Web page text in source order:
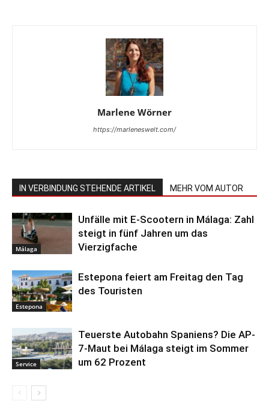
Marlene Wörner
https://marleneswelt.com/
IN VERBINDUNG STEHENDE ARTIKEL MEHR VOM AUTOR
Málaga
Unfälle mit E-Scootern in Málaga: Zahl
steigt in fünf Jahren um das
Vierzigfache
Estepona
Estepona feiert am Freitag den Tag
des Touristen
Service
Teuerste Autobahn Spaniens? Die AP-
7-Maut bei Málaga steigt im Sommer
um 62 Prozent